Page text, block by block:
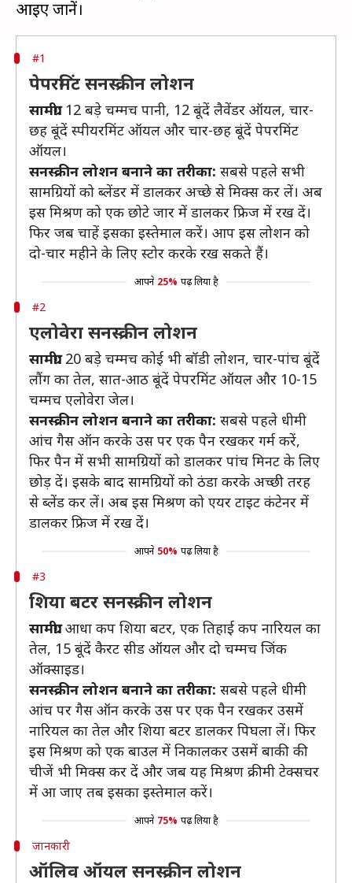
#1
पेपरमिंट सनस्क्रीन लोशन
सामग्री:12 बड़े चम्मच पानी, 12 बूंदें लैवेंडर ऑयल, चार-
छह बूंदें स्पीयरमिंट ऑयल और चार-छह बूंदें पेपरमिंट
ऑयल।
सनस्क्रीन लोशन बनाने का तरीका: सबसे पहले सभी
सामग्रियों को ब्लेंडर में डालकर अच्छे से मिक्स कर लें। अब
इस मिश्रण को एक छोटे जार में डालकर फ्रिज में रख दें।
फिर जब चाहें इसका इस्तेमाल करें। आप इस लोशन को
दो-चार महीने के लिए स्टोर करके रख सकते हैं।
आपने 25% पढ़ लिया है
#2
एलोवेरा सनस्क्रीन लोशन
सामग्री:20 बड़े चम्मच कोई भी बॉडी लोशन, चार-पांच बूंदें
लौंग का तेल, सात-आठ बूंदें पेपरमिंट ऑयल और 10-15
चम्मच एलोवेरा जेल।
सनस्क्रीन लोशन बनाने का तरीका: सबसे पहले धीमी
आंच गैस ऑन करके उस पर एक पैन रखकर गर्म करें,
फिर पैन में सभी सामग्रियों को डालकर पांच मिनट के लिए
छोड़ दें। इसके बाद सामग्रियों को ठंडा करके अच्छी तरह
से ब्लेंड कर लें। अब इस मिश्रण को एयर टाइट कंटेनर में
डालकर फ्रिज में रख दें।
आपने 50% पढ़ लिया है
#3
शिया बटर सनस्क्रीन लोशन
सामग्री:आधा कप शिया बटर, एक तिहाई कप नारियल का
तेल, 15 बूंदें कैरट सीड ऑयल और दो चम्मच जिंक
ऑक्साइड।
सनस्क्रीन लोशन बनाने का तरीका: सबसे पहले धीमी
आंच पर गैस ऑन करके उस पर एक पैन रखकर उसमें
नारियल का तेल और शिया बटर डालकर पिघला लें। फिर
इस मिश्रण को एक बाउल में निकालकर उसमें बाकी की
चीजें भी मिक्‍स कर दें और जब यह मिश्रण क्रीमी टेक्‍सचर
में आ जाए तब इसका इस्तेमाल करें।
आपने 75% पढ़ लिया है
जानकारी
ऑलिव ऑयल सनस्क्रीन लोशन